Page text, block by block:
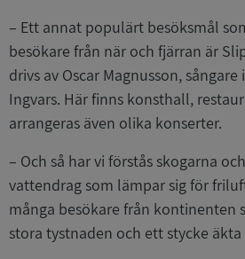
– Ett annat populärt besöksmål
besökare från när och fjärran är
drivs av Oscar Magnusson,
Ingvars. Här finns konsthall,
arrangeras även olika konserter.
– Och så har vi förstås skogarna
vattendrag som lämpar sig för
många besökare från kontinenten
stora tystnaden och ett stycke